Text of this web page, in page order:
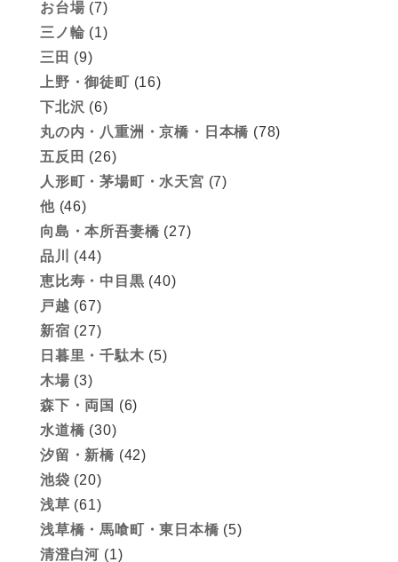
お台場 (7)
三ノ輪 (1)
三田 (9)
上野・御徒町 (16)
下北沢 (6)
丸の内・八重洲・京橋・日本橋 (78)
五反田 (26)
人形町・茅場町・水天宮 (7)
他(46)
向島・本所吾妻橋 (27)
品川
(44)
恵比寿・中目黒 (40)
戸越 (67)
新宿 (27)
日暮里・千駄木 (5)
木場 (3)
森下・両国 (6)
水道橋 (30)
汐留・新橋 (42)
池袋 (20)
浅草 (61)
浅草橋・馬喰町・東日本橋 (5)
清澄白河 (1)